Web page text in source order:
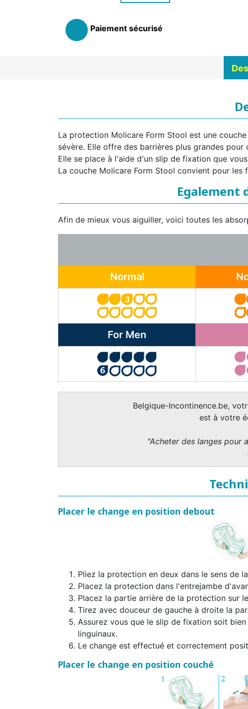
Paiement sécurisé
La protection Molicare Form Stool est une
sévère. Elle offre des barrières plus grandes
Elle se place à l'aide d'un slip de fixation que
La couche Molicare Form Stool convient pour les
Egalement
Afin de mieux vous aiguiller, voici toutes les
Normal
For Men
Belgique-Incontinence.be,
est à votre
"Acheter des langes pour
Placer le change en position debout
Pliez la protection en deux dans le sens de
Placez la protection dans l'entrejambe
Placez la partie arrière de la protection sur
Tirez avec douceur de gauche à droite la
Assurez vous que le slip de fixation soit
linguinaux.
Le change est effectué et correctement
Placer le change en position couché